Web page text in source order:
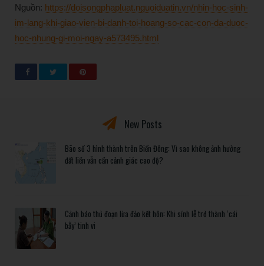
Nguồn: https://doisongphapluat.nguoiduatin.vn/nhin-hoc-sinh-
im-lang-khi-giao-vien-bi-danh-toi-hoang-so-cac-con-da-duoc-
hoc-nhung-gi-moi-ngay-a573495.html
New Posts
Bão số 3 hình thành trên Biển Đông: Vì sao không ảnh hưởng
đất liền vẫn cần cảnh giác cao độ?
Cảnh báo thủ đoạn lừa đảo kết hôn: Khi sính lễ trở thành ‘cái
bẫy’ tinh vi